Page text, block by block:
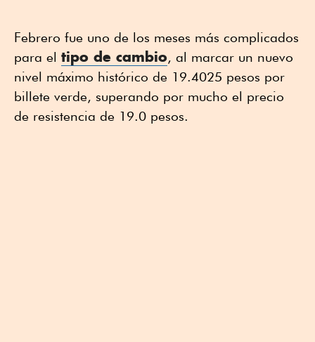
Febrero fue uno de los meses más complicados
para el tipo de cambio, al marcar un nuevo
nivel máximo histórico de 19.4025 pesos por
billete verde, superando por mucho el precio
de resistencia de 19.0 pesos.